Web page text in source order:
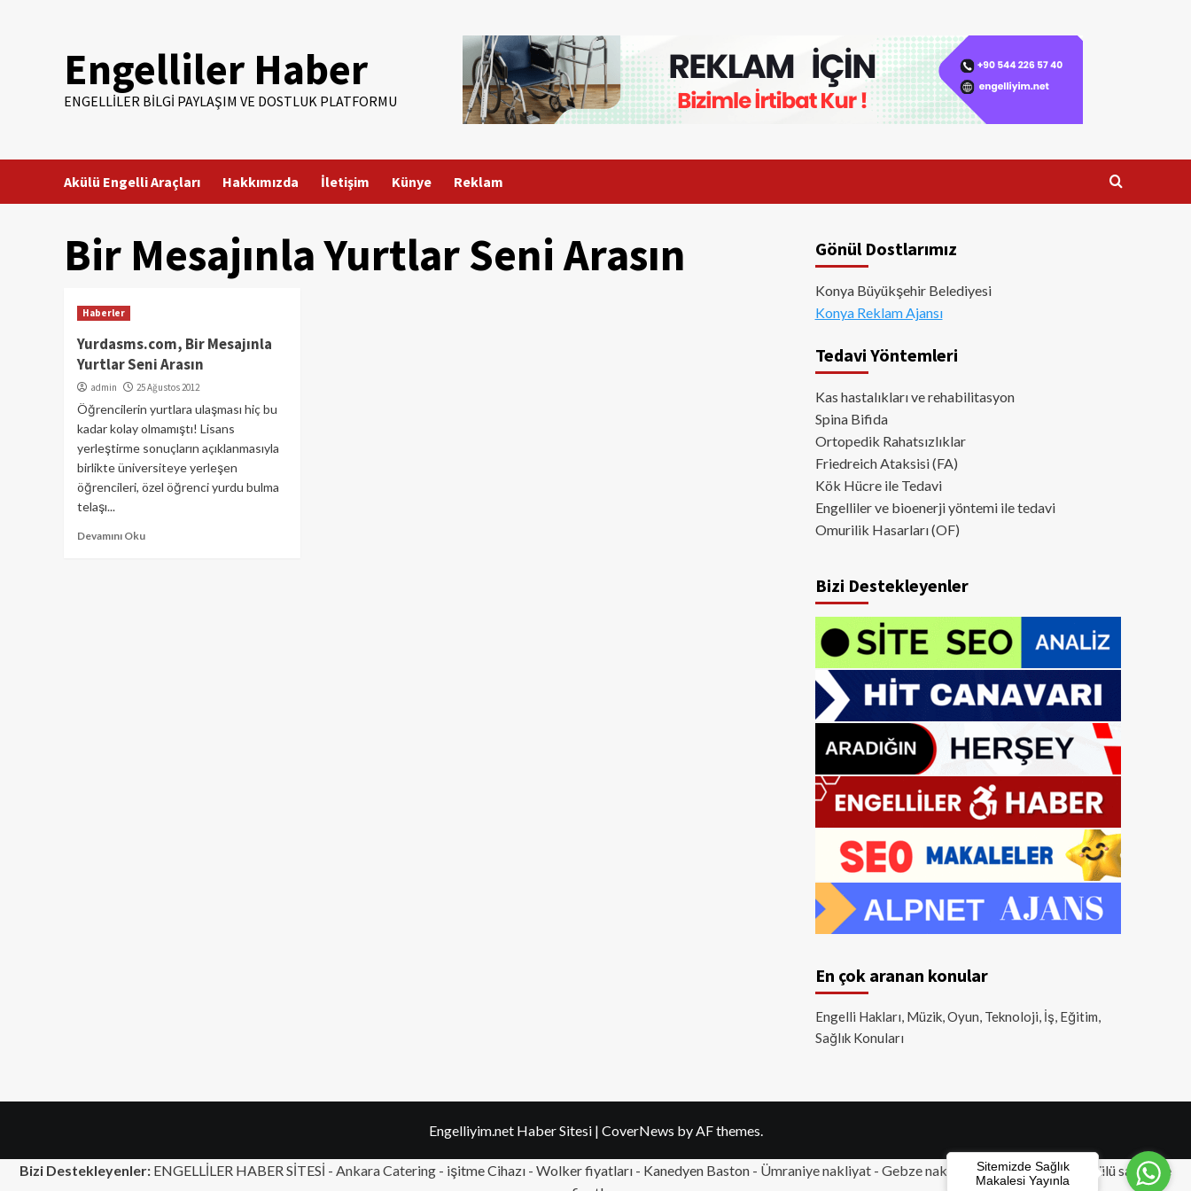
Engelliler Haber
ENGELLILER BILGI PAYLAŞIM VE DOSTLUK PLATFORMU
Akülü Engelli Araçları Hakkımızda İletişim Künye Reklam
Bir Mesajınla Yurtlar Seni Arasın
Haberler
Yurdasms.com, Bir Mesajınla
Yurtlar Seni Arasın
admin 25 Ağustos 2012
Öğrencilerin yurtlara ulaşması hiç bu
kadar kolay olmamıştı! Lisans
yerleştirme sonuçların açıklanmasıyla
birlikte üniversiteye yerleşen
öğrencileri, özel öğrenci yurdu bulma
telaşı...
Devamını Oku
Gönül Dostlarımız
Konya Büyükşehir Belediyesi
Konya Reklam Ajansı
Tedavi Yöntemleri
Kas hastalıkları ve rehabilitasyon
Spina Bifida
Ortopedik Rahatsızlıklar
Friedreich Ataksisi (FA)
Kök Hücre ile Tedavi
Engelliler ve bioenerji yöntemi ile tedavi
Omurilik Hasarları (OF)
Bizi Destekleyenler
En çok aranan konular
Engelli Hakları, Müzik, Oyun, Teknoloji, İş, Eğitim,
Sağlık Konuları
Engelliyim.net Haber Sitesi | CoverNews by AF themes.
Bizi Destekleyenler: ENGELLİLER HABER SİTESİ - Ankara Catering - işitme Cihazı - Wolker fiyatları - Kanedyen Baston - Ümraniye nakliyat - Gebze nakliyat -Tuzla nakliyat - Akülü sandalye
Sitemizde Sağlık
Makalesi Yayınla